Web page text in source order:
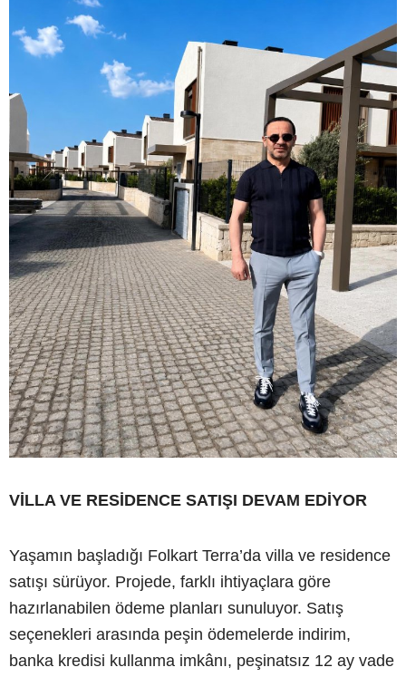
VİLLA VE RESİDENCE SATIŞI DEVAM EDİYOR
Yaşamın başladığı Folkart Terra’da villa ve residence
satışı sürüyor. Projede, farklı ihtiyaçlara göre
hazırlanabilen ödeme planları sunuluyor. Satış
seçenekleri arasında peşin ödemelerde indirim,
banka kredisi kullanma imkânı, peşinatsız 12 ay vade